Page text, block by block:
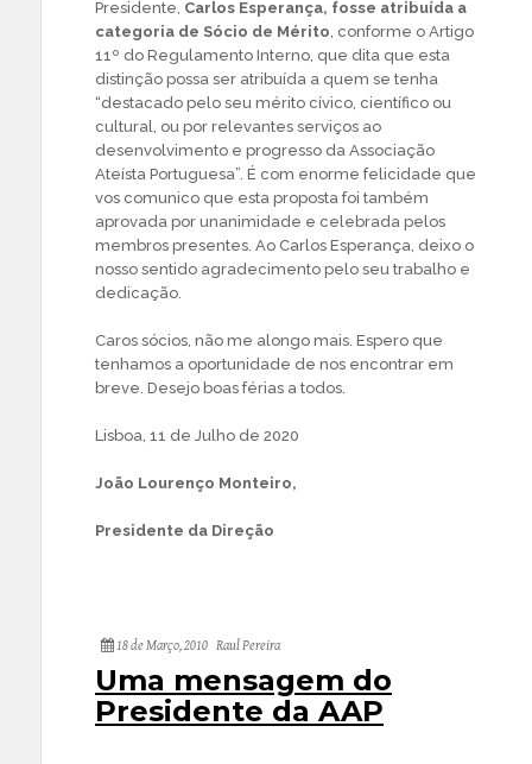
Presidente, Carlos Esperança, fosse atribuída a
categoria de Sócio de Mérito, conforme o Artigo
11º do Regulamento Interno, que dita que esta
distinção possa ser atribuída a quem se tenha
“destacado pelo seu mérito cívico, científico ou
cultural, ou por relevantes serviços ao
desenvolvimento e progresso da Associação
Ateísta Portuguesa”. É com enorme felicidade que
vos comunico que esta proposta foi também
aprovada por unanimidade e celebrada pelos
membros presentes. Ao Carlos Esperança, deixo o
nosso sentido agradecimento pelo seu trabalho e
dedicação.
Caros sócios, não me alongo mais. Espero que
tenhamos a oportunidade de nos encontrar em
breve. Desejo boas férias a todos.
Lisboa, 11 de Julho de 2020
João Lourenço Monteiro,
Presidente da Direção
18 de Março, 2010 Raul Pereira
Uma mensagem do
Presidente da AAP